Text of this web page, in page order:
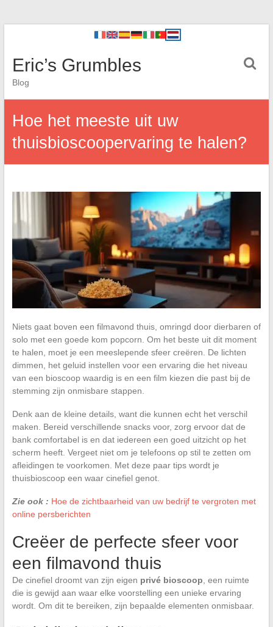
Eric’s Grumbles
Blog
Hoe het meeste uit uw
thuisbioscoopervaring te halen?
Niets gaat boven een filmavond thuis, omringd door dierbaren of
solo met een goede kom popcorn. Om het beste uit dit moment
te halen, moet je een meeslepende sfeer creëren. De lichten
dimmen, het geluid instellen voor een ervaring die het niveau
van een bioscoop waardig is en een film kiezen die past bij de
stemming zijn onmisbare stappen.
Denk aan de kleine details, want die kunnen echt het verschil
maken. Bereid verschillende snacks voor, zorg ervoor dat de
bank comfortabel is en dat iedereen een goed uitzicht op het
scherm heeft. Vergeet niet om je telefoons op stil te zetten om
afleidingen te voorkomen. Met deze paar tips wordt je
thuisbioscoop een waar cinefiel genot.
Zie ook : Hoe de zichtbaarheid van uw bedrijf te vergroten met
online persberichten
Creëer de perfecte sfeer voor
een filmavond thuis
De cinefiel droomt van zijn eigen privé bioscoop , een ruimte
die is gewijd aan waar elke voorstelling een unieke ervaring
wordt. Om dit te bereiken, zijn bepaalde elementen onmisbaar.